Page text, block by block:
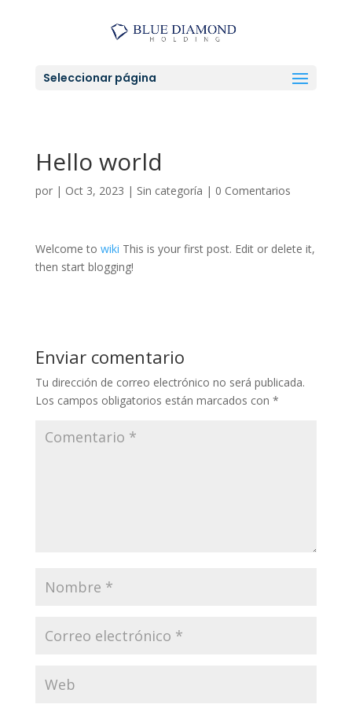
Seleccionar página
Hello world
por | Oct 3, 2023 | Sin categoría | 0 Comentarios
Welcome to wiki This is your first post. Edit or delete it,
then start blogging!
Enviar comentario
Tu dirección de correo electrónico no será publicada.
Los campos obligatorios están marcados con *